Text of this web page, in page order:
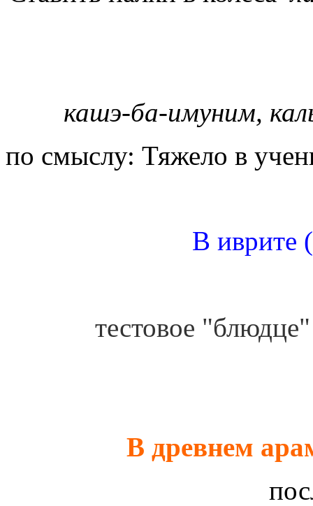
кашэ-ба-имуним,
по смыслу: Тяжело в
В иврите
тестовое